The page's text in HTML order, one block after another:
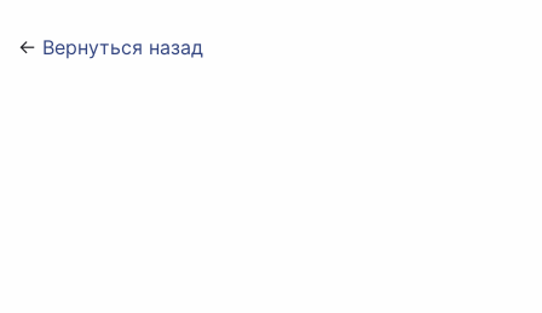
← Вернуться назад